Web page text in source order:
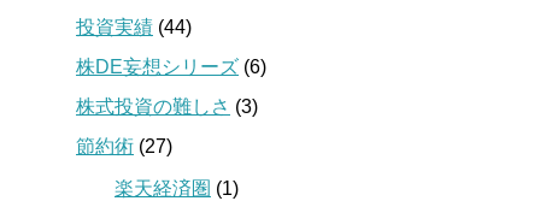
投資実績 (44)
株DE妄想シリーズ (6)
株式投資の難しさ (3)
節約術 (27)
楽天経済圏 (1)